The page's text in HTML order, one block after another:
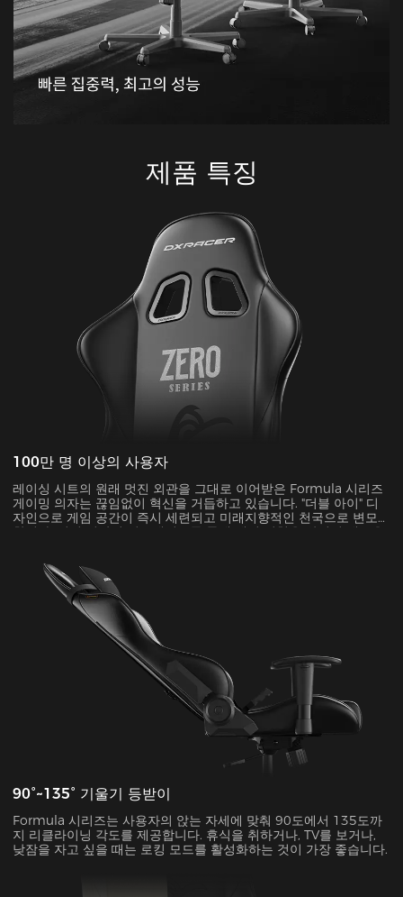
제품 특징
100만 명 이상의 사용자
레이싱 시트의 원래 멋진 외관을 그대로 이어받은 Formula 시리즈
게이밍 의자는 끊임없이 혁신을 거듭하고 있습니다. "더블 아이" 디
자인으로 게임 공간이 즉시 세련되고 미래지향적인 천국으로 변모
합니다. 이런 시각적 업그레이드를 통해 게임 경험을 완전히 새로운
90°~135° 기울기 등받이
Formula 시리즈는 사용자의 앉는 자세에 맞춰 90도에서 135도까
지 리클라이닝 각도를 제공합니다. 휴식을 취하거나, TV를 보거나,
낮잠을 자고 싶을 때는 로킹 모드를 활성화하는 것이 가장 좋습니다.